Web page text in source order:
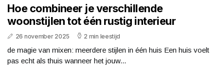
Hoe combineer je verschillende
woonstijlen tot één rustig interieur
26 november 2025 2 min leestijd
de magie van mixen: meerdere stijlen in één huis Een huis voelt
pas echt als thuis wanneer het jouw...